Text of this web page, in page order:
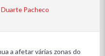
Duarte Pacheco
a afetar várias zonas do